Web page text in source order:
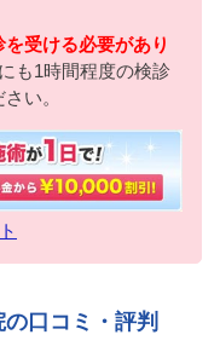
受ける必要があり
も1時間程度の検診
い。
口コミ・評判